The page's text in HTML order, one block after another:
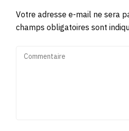
Votre adresse e-mail ne sera
champs obligatoires sont